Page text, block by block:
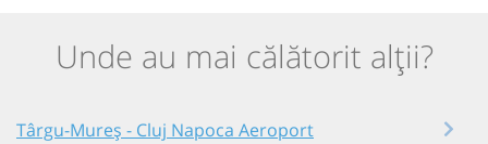
Unde au mai călătorit alții?
Târgu-Mureș - Cluj Napoca Aeroport